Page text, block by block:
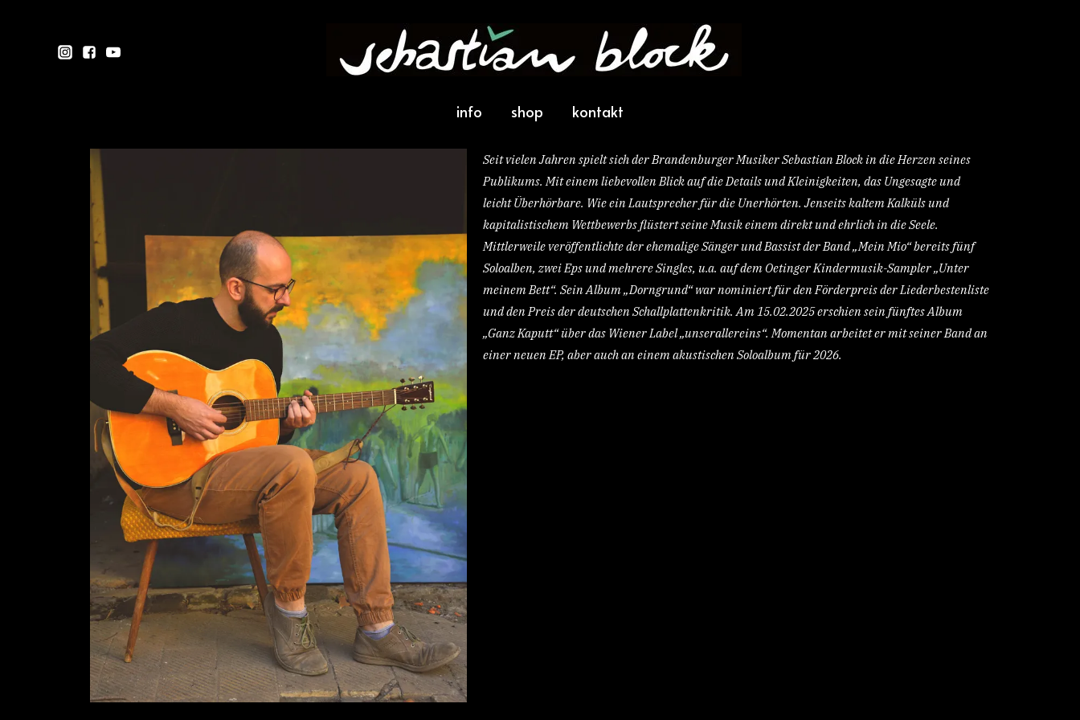
info shop kontakt
Seit vielen Jahren spielt sich der Brandenburger Musiker Sebastian Block in die Herzen seines
Publikums. Mit einem liebevollen Blick auf die Details und Kleinigkeiten, das Ungesagte und
leicht Überhörbare. Wie ein Lautsprecher für die Unerhörten. Jenseits kaltem Kalküls und
kapitalistischem Wettbewerbs flüstert seine Musik einem direkt und ehrlich in die Seele.
Mittlerweile veröffentlichte der ehemalige Sänger und Bassist der Band „Mein Mio“ bereits fünf
Soloalben, zwei Eps und mehrere Singles, u.a. auf dem Oetinger Kindermusik-Sampler „Unter
meinem Bett“. Sein Album „Dorngrund“ war nominiert für den Förderpreis der Liederbestenliste
und den Preis der deutschen Schallplattenkritik. Am 15.02.2025 erschien sein fünftes Album
„Ganz Kaputt“ über das Wiener Label „unserallereins“. Momentan arbeitet er mit seiner Band an
einer neuen EP, aber auch an einem akustischen Soloalbum für 2026.